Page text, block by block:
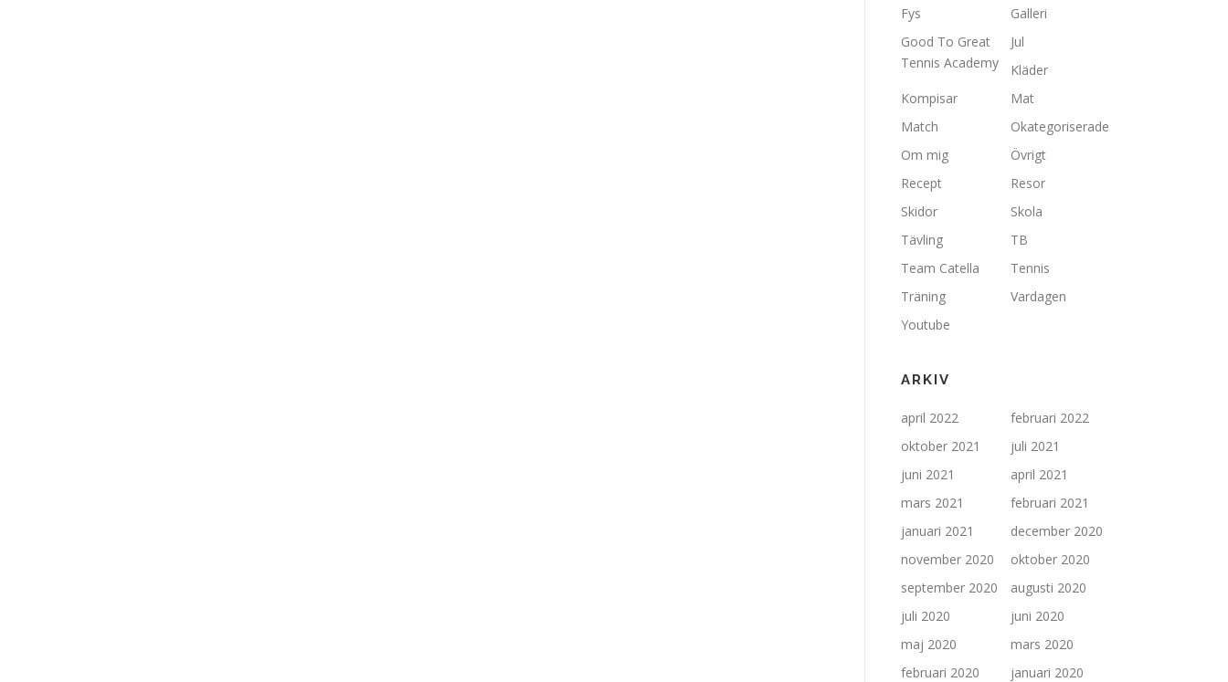
Fys
Galleri
Good To Great
Tennis Academy
Jul
Kläder
Kompisar
Mat
Match
Okategoriserade
Om mig
Övrigt
Recept
Resor
Skidor
Skola
Tävling
TB
Team Catella
Tennis
Träning
Vardagen
Youtube
ARKIV
april 2022
februari 2022
oktober 2021
juli 2021
juni 2021
april 2021
mars 2021
februari 2021
januari 2021
december 2020
november 2020
oktober 2020
september 2020
augusti 2020
juli 2020
juni 2020
maj 2020
mars 2020
februari 2020
januari 2020